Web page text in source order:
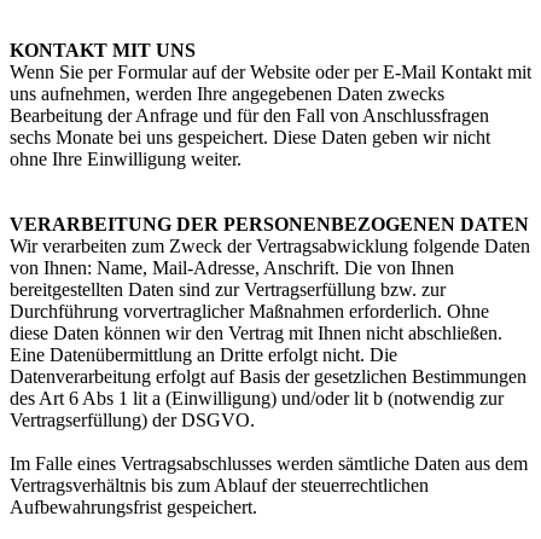
KONTAKT MIT UNS
Wenn Sie per Formular auf der Website oder per E-Mail Kontakt mit
uns aufnehmen, werden Ihre angegebenen Daten zwecks
Bearbeitung der Anfrage und für den Fall von Anschlussfragen
sechs Monate bei uns gespeichert. Diese Daten geben wir nicht
ohne Ihre Einwilligung weiter.
VERARBEITUNG DER PERSONENBEZOGENEN DATEN
Wir verarbeiten zum Zweck der Vertragsabwicklung folgende Daten
von Ihnen: Name, Mail-Adresse, Anschrift. Die von Ihnen
bereitgestellten Daten sind zur Vertragserfüllung bzw. zur
Durchführung vorvertraglicher Maßnahmen erforderlich. Ohne
diese Daten können wir den Vertrag mit Ihnen nicht abschließen.
Eine Datenübermittlung an Dritte erfolgt nicht. Die
Datenverarbeitung erfolgt auf Basis der gesetzlichen Bestimmungen
des Art 6 Abs 1 lit a (Einwilligung) und/oder lit b (notwendig zur
Vertragserfüllung) der DSGVO.
Im Falle eines Vertragsabschlusses werden sämtliche Daten aus dem
Vertragsverhältnis bis zum Ablauf der steuerrechtlichen
Aufbewahrungsfrist gespeichert.